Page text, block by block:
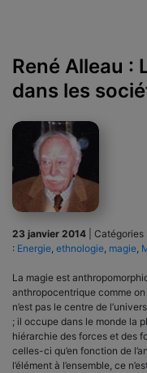
René Alleau :
dans les
23 janvier 2014 Catégories
: Energie, ethnologie, magie,
La magie est
anthropocentrique comme on
n’est pas le centre de
; il occupe dans le monde la
hiérarchie des forces et des
celles-ci qu’en fonction de
l’élément à l’ensemble, ce